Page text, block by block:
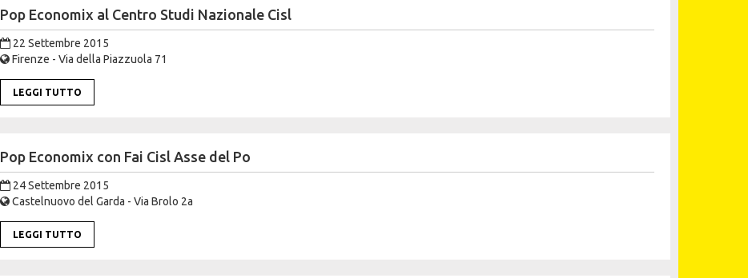
Pop Economix al Centro Studi Nazionale Cisl
22 Settembre 2015
Firenze - Via della Piazzuola 71
LEGGI TUTTO
Pop Economix con Fai Cisl Asse del Po
24 Settembre 2015
Castelnuovo del Garda - Via Brolo 2a
LEGGI TUTTO